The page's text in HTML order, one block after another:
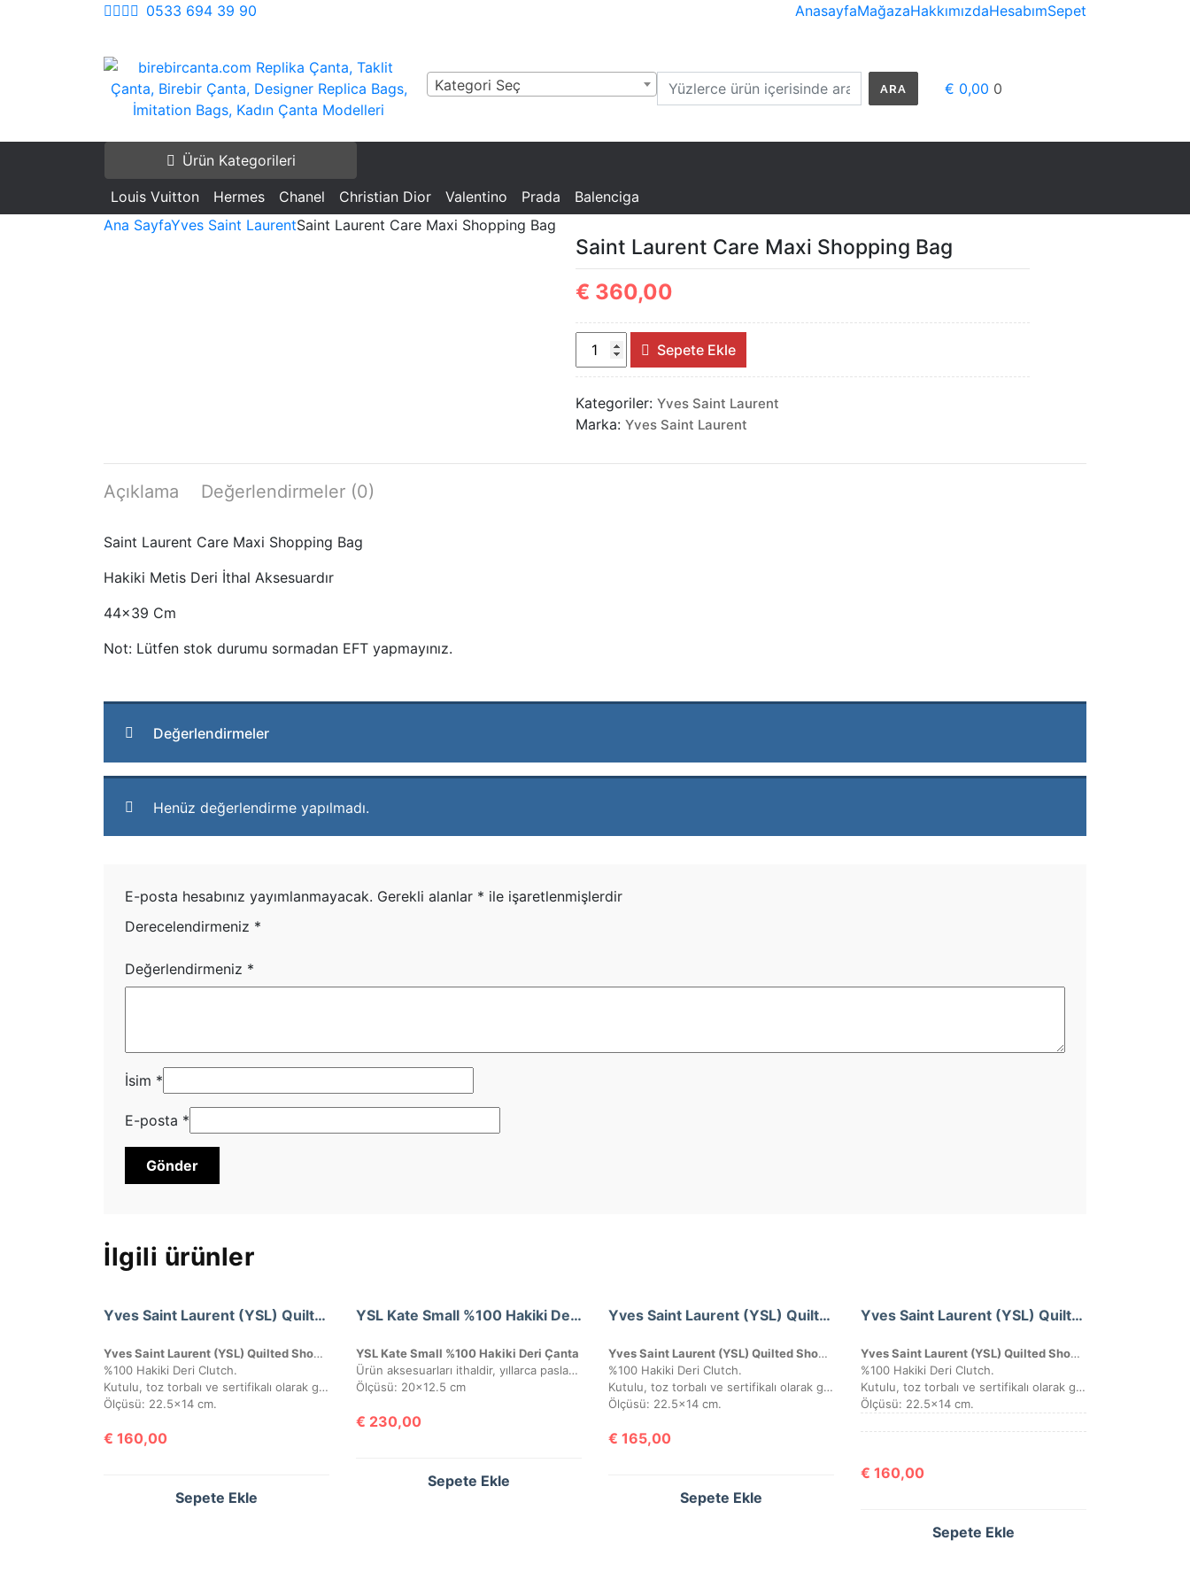
0533 694 39 90 AnasayfaMağazaHakkımızdaHesabımSepet
Birebir Çanta, Designer Replica Bags, İmitation
Bags, Kadın Çanta Modelleri
Replica Bags, İmitation Bags
Kategori Seç ARA € 0,00 0
Ürün Kategorileri
Louis Vuitton Hermes Chanel Christian Dior Valentino Prada
Balenciga
Ana SayfaYves Saint LaurentSaint Laurent Care Maxi Shopping Bag
Saint Laurent Care Maxi Shopping Bag
€ 360,00
Saint
Laurent
Maxi
Shopping
adet
Sepete Ekle
Kategoriler: Yves Saint Laurent
Marka: Yves Saint Laurent
Açıklama Değerlendirmeler (0)
Saint Laurent Care Maxi Shopping Bag
Hakiki Metis Deri İthal Aksesuardır
44×39 Cm
Not: Lütfen stok durumu sormadan EFT yapmayınız.
Değerlendirmeler
Henüz değerlendirme yapılmadı.
E-posta hesabınız yayımlanmayacak. Gerekli alanlar * ile işaretlenmişlerdir
Derecelendirmeniz *
Değerlendirmeniz *
İsim *
E-posta *
İlgili ürünler
Yves Saint Laurent (YSL) Quilted Shoulder Bag
Yves Saint Laurent (YSL) Quilted Shoulder Bag
%100 Hakiki Deri Clutch.
Kutulu, toz torbalı ve sertifikalı olarak gönderilecektir.
Ölçüsü: 22.5×14 cm.
€ 160,00
Sepete Ekle
YSL Kate Small %100 Hakiki Deri Çanta
YSL Kate Small %100 Hakiki Deri Çanta
Ürün aksesuarları ithaldir, yıllarca paslanmaz ve kararmaz. Yüksek kalite roys deriden üretilmiştir, tüm metal aksamlarında Saint Laurent yazısı mevcuttur. Kutulu, toz torbalı ve sertifikalı olarak gönderilecektir.
Ölçüsü: 20×12.5 cm
€ 230,00
Sepete Ekle
Yves Saint Laurent (YSL) Quilted Shoulder Bag
Yves Saint Laurent (YSL) Quilted Shoulder Bag
%100 Hakiki Deri Clutch.
Kutulu, toz torbalı ve sertifikalı olarak gönderilecektir.
Ölçüsü: 22.5×14 cm.
€ 165,00
Sepete Ekle
Yves Saint Laurent (YSL) Quilted Shoulder Bag
Yves Saint Laurent (YSL) Quilted Shoulder Bag
%100 Hakiki Deri Clutch.
Kutulu, toz torbalı ve sertifikalı olarak gönderilecektir.
Ölçüsü: 22.5×14 cm.
€ 160,00
Sepete Ekle